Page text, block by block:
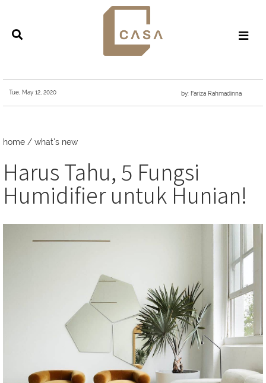
Tue, May 12, 2020 by: Fariza Rahmadinna
home / what's new
Harus Tahu, 5 Fungsi
Humidifier untuk Hunian!